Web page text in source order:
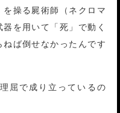
操る屍術師（ネクロマ
を用いて「死」で動く
ねば倒せなかったんです
屈で成り立っているの